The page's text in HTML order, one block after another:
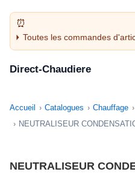
Toutes les commandes
avant 14H sont expédiées le
Direct-Chaudiere
Accueil Catalogues Chauffage
NEUTRALISEUR
NEUTRALISEUR